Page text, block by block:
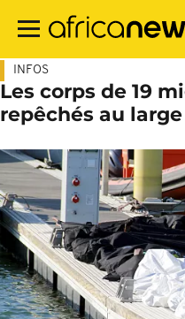
contenu
INFOS
Les corps de 19
repêchés au